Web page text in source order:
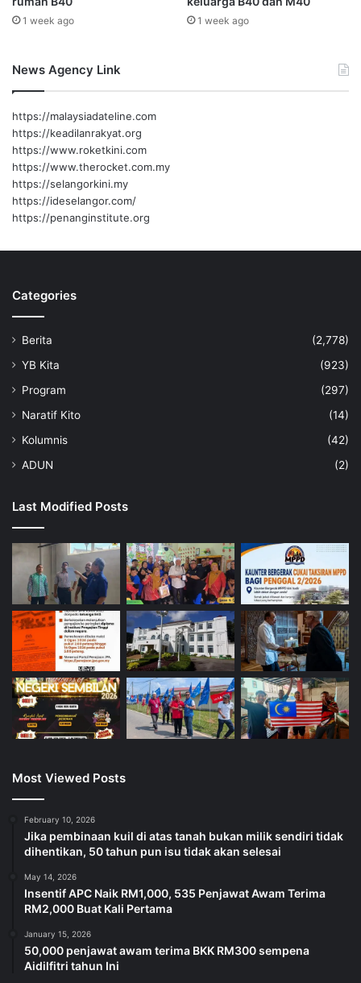
1
6
2
0
2
5
M
1 week ago 1 week ago
News Agency Link
https://malaysiadateline.com
https://keadilanrakyat.org
https://www.roketkini.com
https://www.therocket.com.my
https://selangorkini.my
https://ideselangor.com/
https://penanginstitute.org
Categories
Berita
(2,778)
YB Kita
(923)
Program
(297)
Naratif Kito
(14)
Kolumnis
(42)
ADUN
(2)
Last Modified Posts
Most Viewed Posts
February 10, 2026
Jika pembinaan kuil di atas tanah bukan milik sendiri tidak
dihentikan, 50 tahun pun isu tidak akan selesai
May 14, 2026
Insentif APC Naik RM1,000, 535 Penjawat Awam Terima
RM2,000 Buat Kali Pertama
January 15, 2026
50,000 penjawat awam terima BKK RM300 sempena
Aidilfitri tahun Ini